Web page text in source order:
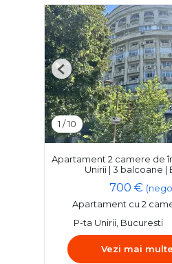
1 /10
Previous
Apartament 2 camere de
Unirii | 3 balcoane
700 €
Apartament cu 2
P-ta Unirii, Bucuresti
Vezi mai